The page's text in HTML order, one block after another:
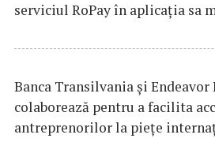
serviciul RoPay în aplicaţia sa
Banca Transilvania şi Endeavor
colaborează pentru a facilita
antreprenorilor la pieţe